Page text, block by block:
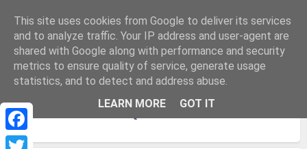
Facebook
XI HOMENAJE A LAS VÍCTIMAS DE LA
REPRESIÓN FRANQUISTA EN MADRID
This site uses cookies from Google to deliver its services
and to analyze traffic. Your IP address and user-agent are
shared with Google along with performance and security
metrics to ensure quality of service, generate usage
statistics, and to detect and address abuse.
LEARN MORE
GOT IT